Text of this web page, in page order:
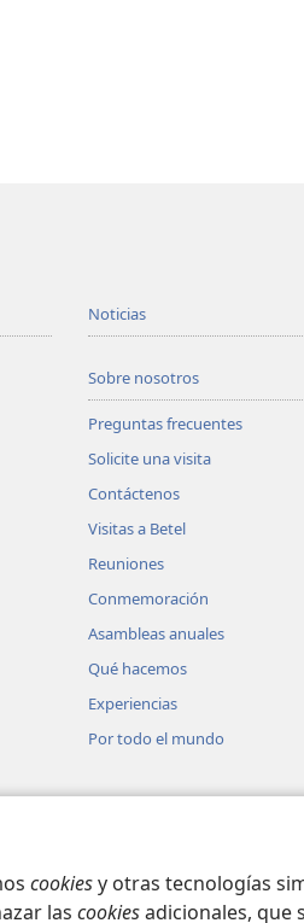
cookiesy otras tecnologías
las cookiesadicionales, que
Noticias
Sobre nosotros
Preguntas frecuentes
Solicite una visita
Contáctenos
Visitas a Betel
Reuniones
Conmemoración
Asambleas anuales
Qué hacemos
Experiencias
Por todo el mundo